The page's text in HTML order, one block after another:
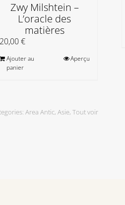
Zwy Milshtein –
L’oracle des
matières
20,00€
Ajouter au
panier
Aperçu
Area Antic, Asie, Tout voir